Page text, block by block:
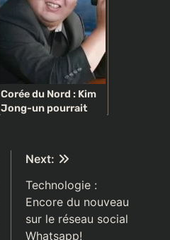
Corée du Nord : Kim
Jong-un pourrait
Next:
Technologie :
Encore du nouveau
sur le réseau social
Whatsapp!